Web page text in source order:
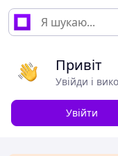
Привіт
Увійди і
Увійти